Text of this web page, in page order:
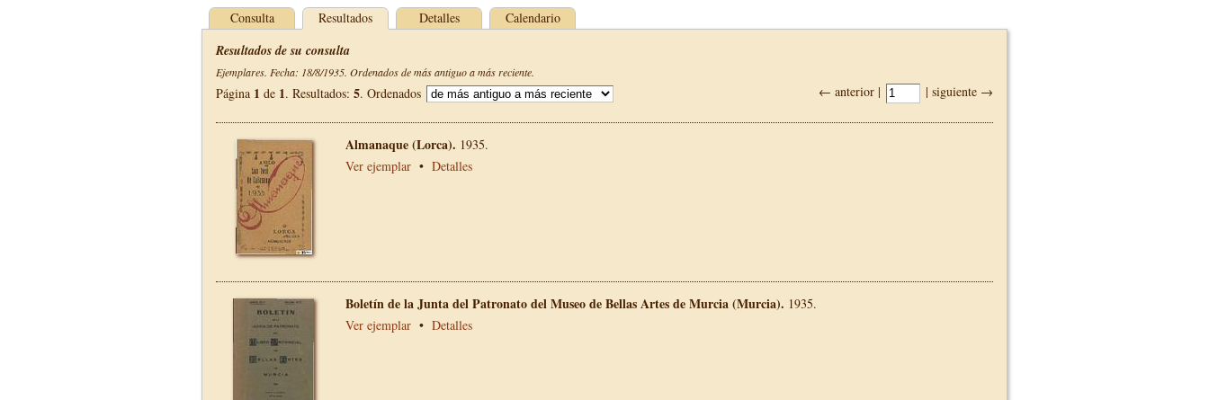
Consulta Resultados Detalles Calendario
Resultados de su consulta
Ejemplares. Fecha: 18/8/1935. Ordenados de más antiguo a más reciente.
← anterior | | siguiente →
Página 1 de 1. Resultados: 5. Ordenados
Almanaque (Lorca). 1935.
Ver ejemplar • Detalles
Boletín de la Junta del Patronato del Museo de Bellas Artes de Murcia (Murcia). 1935.
Ver ejemplar • Detalles